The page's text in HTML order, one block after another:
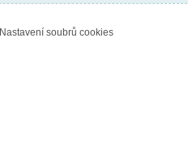
Nastavení soubrů cookies